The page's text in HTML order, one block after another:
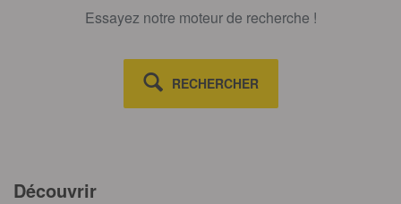
Essayez notre moteur de recherche !
RECHERCHER
Découvrir